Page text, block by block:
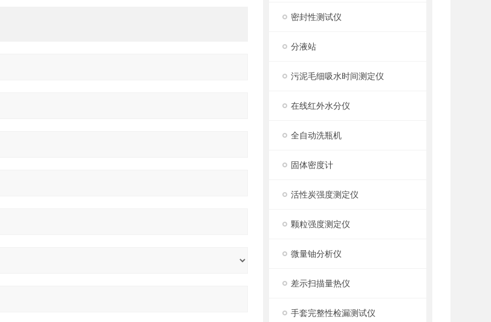
密封性测试仪
分液站
污泥毛细吸水时间测定仪
在线红外水分仪
全自动洗瓶机
固体密度计
活性炭强度测定仪
颗粒强度测定仪
微量铀分析仪
差示扫描量热仪
手套完整性检漏测试仪